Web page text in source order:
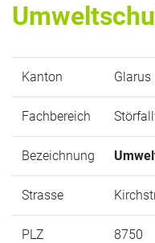
Kanton Glarus
Fachbereich
Bezeichnung
Strasse
PLZ 8750